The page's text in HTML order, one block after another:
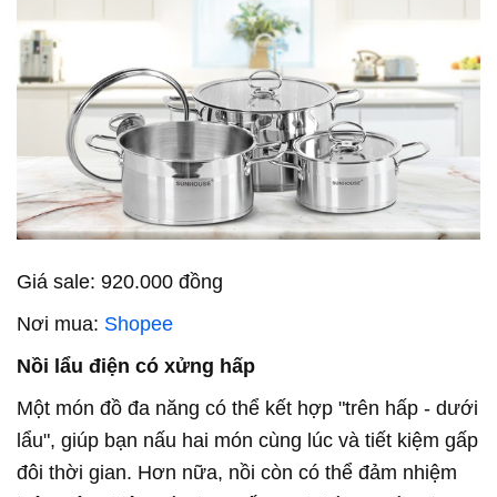
Giá sale: 920.000 đồng
Nơi mua: Shopee
Nồi lẩu điện có xửng hấp
Một món đồ đa năng có thể kết hợp "trên hấp - dưới
lẩu", giúp bạn nấu hai món cùng lúc và tiết kiệm gấp
đôi thời gian. Hơn nữa, nồi còn có thể đảm nhiệm